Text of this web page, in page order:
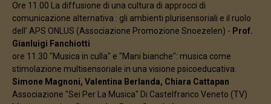
Ore 11.00 La diffusione di una cultura di approcci di
comunicazione alternativa : gli ambienti plurisensoriali e il ruolo
dell’ APS ONLUS (Associazione Promozione Snoezelen) - Prof.
Gianluigi Fanchiotti
ore 11.30 "Musica in culla" e "Mani bianche": musica come
stimolazione multisensoriale in una visione psicoeducativa.
Simone Magnoni, Valentina Berlanda, Chiara Cattapan
Associazione "Sei Per La Musica" Di Castelfranco Veneto (TV)